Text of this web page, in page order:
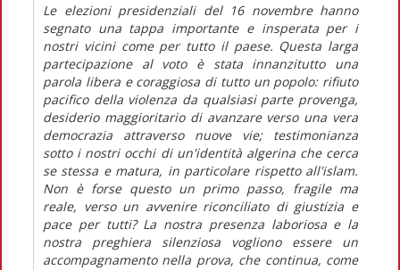
Le elezioni presidenziali del 16 novembre hanno
segnato una tappa importante e insperata per i
nostri vicini come per tutto il paese. Questa larga
partecipazione al voto è stata innanzitutto una
parola libera e coraggiosa di tutto un popolo: rifiuto
pacifico della violenza da qualsiasi parte provenga,
desiderio maggioritario di avanzare verso una vera
democrazia attraverso nuove vie; testimonianza
sotto i nostri occhi di un'identità algerina che cerca
se stessa e matura, in particolare rispetto all'islam.
Non è forse questo un primo passo, fragile ma
reale, verso un avvenire riconciliato di giustizia e
pace per tutti? La nostra presenza laboriosa e la
nostra preghiera silenziosa vogliono essere un
accompagnamento nella prova, che continua, come